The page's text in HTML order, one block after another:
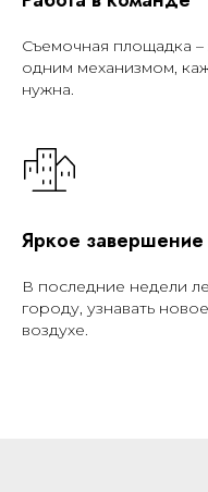
Съемочная площадка –
одним механизмом,
нужна.
Яркое завершение
В последние недели
городу, узнавать
воздухе.